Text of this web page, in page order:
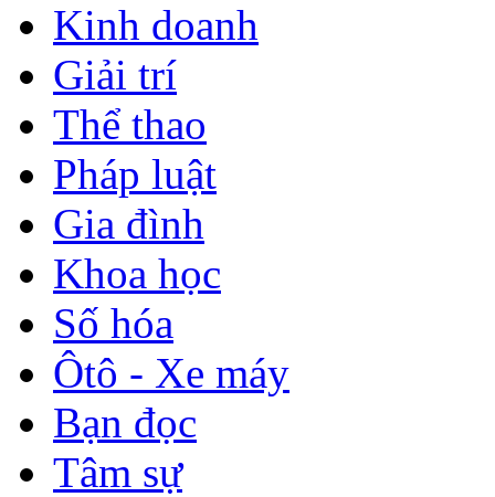
Kinh doanh
Giải trí
Thể thao
Pháp luật
Gia đình
Khoa học
Số hóa
Ôtô - Xe máy
Bạn đọc
Tâm sự